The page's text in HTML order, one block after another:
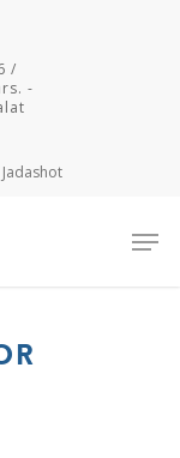
/
-
Jadashot